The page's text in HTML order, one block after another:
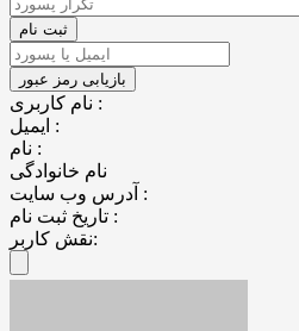
نام کاربری :
ایمیل :
نام :
نام خانوادگی
آدرس وب سایت :
تاریخ ثبت نام :
نقش کاربر: